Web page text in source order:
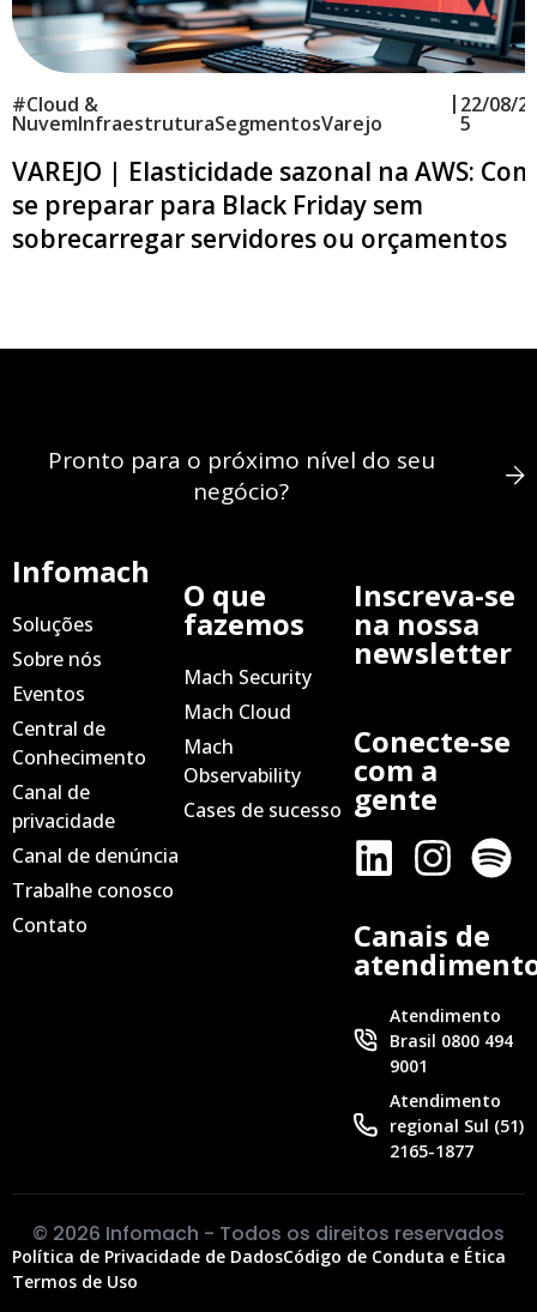
#Cloud &
NuvemInfraestruturaSegmentosVarejo
| 22/08/
5
VAREJO | Elasticidade sazonal na AWS:
se preparar para Black Friday sem
sobrecarregar servidores ou orçamentos
Pronto para o próximo nível do seu
negócio?
Infomach
Soluções
Sobre nós
Eventos
Central de
Conhecimento
Canal de
privacidade
Canal de denúncia
Trabalhe conosco
Contato
O que
fazemos
Mach Security
Mach Cloud
Mach
Observability
Cases de sucesso
Inscreva-se
na nossa
newsletter
Conecte-se
com a
gente
Canais de
Atendimento
Brasil 0800 494
9001
Atendimento
regional Sul (51)
2165-1877
© 2026 Infomach - Todos os direitos reservados
Política de Privacidade de DadosCódigo de Conduta e Ética
Termos de Uso